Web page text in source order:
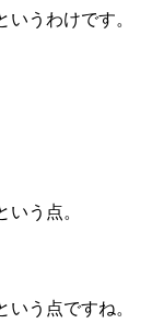
うわけです。
う点。
う点ですね。